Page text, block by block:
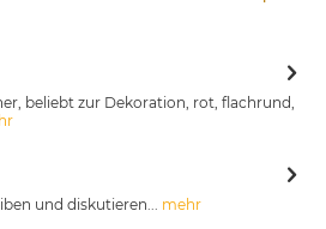
beliebt zur Dekoration, rot, flachrund,
und diskutieren... mehr